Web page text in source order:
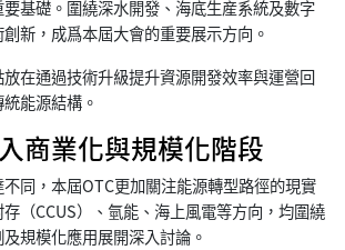
基礎。圍繞深水開發、海底生産系統及數字
新，成爲本屆大會的重要展示方向。
在通過技術升級提升資源開發效率與運營回
能源結構。
商業化與規模化階段
同，本屆OTC更加關注能源轉型路徑的現實
（CCUS）、氫能、海上風電等方向，均圍繞
規模化應用展開深入討論。